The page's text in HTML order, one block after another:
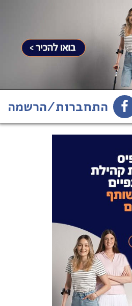
התחברות/הרשמה
1